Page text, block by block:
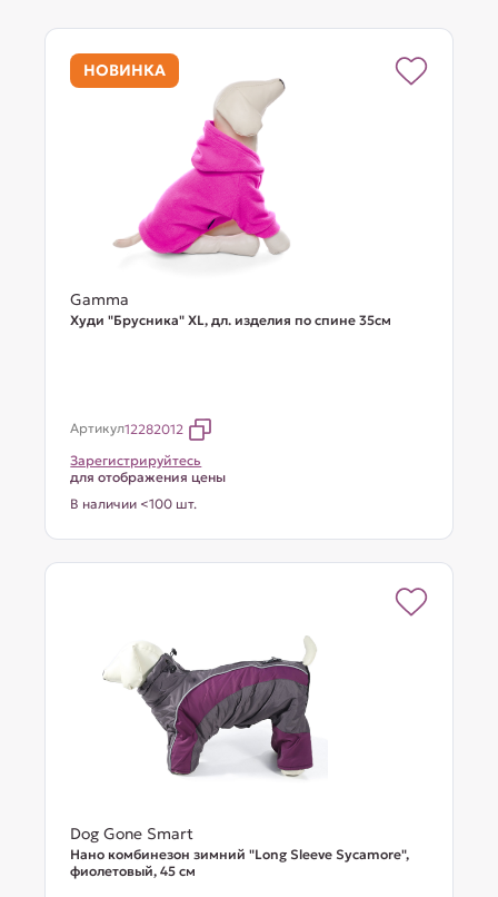
НОВИНКА
Gamma
Худи "Брусника" XL, дл. изделия по спине 35см
Артикул12282012
Зарегистрируйтесь
для отображения цены
В наличии <100 шт.
Dog Gone Smart
Нано комбинезон зимний "Long Sleeve Sycamore",
фиолетовый, 45 см